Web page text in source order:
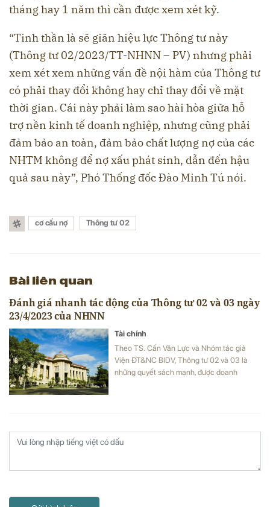
tháng hay 1 năm thì cần được xem xét kỹ.
“Tinh thần là sẽ giãn hiệu lực Thông tư này
(Thông tư 02/2023/TT-NHNN – PV) nhưng phải
xem xét xem những vấn đề nội hàm của Thông tư
có phải thay đổi không hay chỉ thay đổi về mặt
thời gian. Cái này phải làm sao hài hòa giữa hỗ
trợ nền kinh tế doanh nghiệp, nhưng cũng phải
đảm bảo an toàn, đảm bảo chất lượng nợ của các
NHTM không để nợ xấu phát sinh, dẫn đến hậu
quả sau này”, Phó Thống đốc Đào Minh Tú nói.
cơ cấu nợ Thông tư 02
Bài liên quan
Đánh giá nhanh tác động của Thông tư 02 và 03 ngày
23/4/2023 của NHNN
Tài chính
Theo TS. Cấn Văn Lực và Nhóm tác giả
Viện ĐT&NC BIDV, Thông tư 02 và 03 là
những quyết sách mạnh, được doanh
khó khăn của thị trường TPDN qua đó góp
phần tháo gỡ khó khăn về dòng tiền, dòng
tiêu dùng, tạo dòng tiền mới...